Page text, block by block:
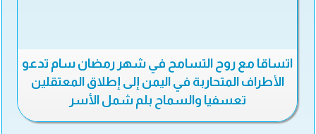
اتساقا مع روح التسامح في شهر رمضان سام تدعو
الأطراف المتحاربة في اليمن إلى إطلاق المعتقلين
تعسفيا والسماح بلم شمل الأسر